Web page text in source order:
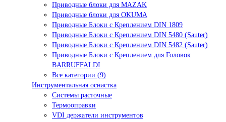
Приводные блоки для MAZAK
Приводные блоки для OKUMA
Приводные Блоки с Креплением DIN 1809
Приводные Блоки с Креплением DIN 5480 (Sauter)
Приводные Блоки с Креплением DIN 5482 (Sauter)
Приводные Блоки с Креплением для Головок
BARRUFFALDI
Все категории (9)
Инструментальная оснастка
Системы расточные
Термооправки
VDI держатели инструментов